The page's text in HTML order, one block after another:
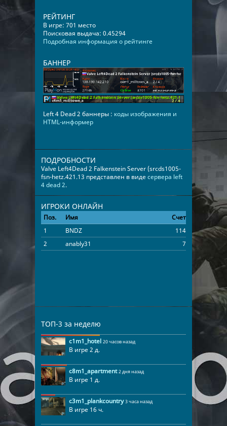
РЕЙТИНГ
В игре: 701 место
Поисковая выдача: 0.45294
Подробная информация о рейтинге
БАННЕР
Left 4 Dead 2 баннеры : коды изображения и
HTML-информер
ПОДРОБНОСТИ
Valve Left4Dead 2 Falkenstein Server (srcds1005-
fsn-hetz.421.13 представлен в видесервера left
4 dead 2.
ИГРОКИ ОНЛАЙН
Поз. Имя Счет
1
BNDZ 114 00:17:41
2
anably31 7 00:17:41
ТОП-3 за неделю
c1m1_hotel 20 часов назад
В игре 2 д.
c8m1_apartment 2 дня назад
В игре 1 д.
c3m1_plankcountry 3 часа назад
В игре 16 ч.